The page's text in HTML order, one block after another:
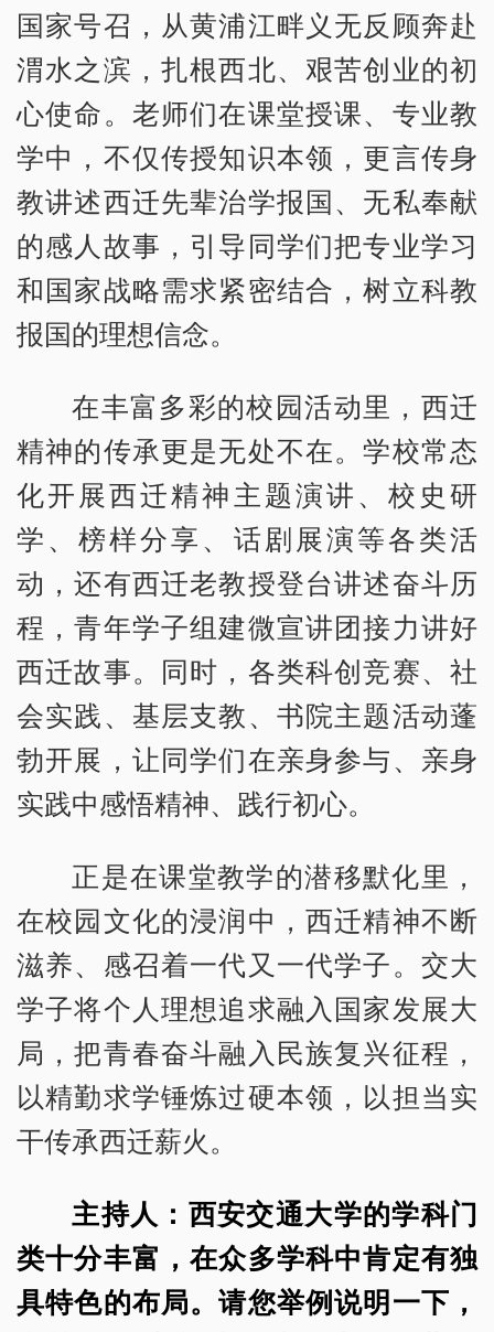
国家号召，从黄浦江畔义无反顾奔赴
渭水之滨，扎根西北、艰苦创业的初
心使命。老师们在课堂授课、专业教
学中，不仅传授知识本领，更言传身
教讲述西迁先辈治学报国、无私奉献
的感人故事，引导同学们把专业学习
和国家战略需求紧密结合，树立科教
报国的理想信念。
在丰富多彩的校园活动里，西迁
精神的传承更是无处不在。学校常态
化开展西迁精神主题演讲、校史研
学、榜样分享、话剧展演等各类活
动，还有西迁老教授登台讲述奋斗历
程，青年学子组建微宣讲团接力讲好
西迁故事。同时，各类科创竞赛、社
会实践、基层支教、书院主题活动蓬
勃开展，让同学们在亲身参与、亲身
实践中感悟精神、践行初心。
正是在课堂教学的潜移默化里，
在校园文化的浸润中，西迁精神不断
滋养、感召着一代又一代学子。交大
学子将个人理想追求融入国家发展大
局，把青春奋斗融入民族复兴征程，
以精勤求学锤炼过硬本领，以担当实
干传承西迁薪火。
主持人：西安交通大学的学科门
类十分丰富，在众多学科中肯定有独
具特色的布局。请您举例说明一下，